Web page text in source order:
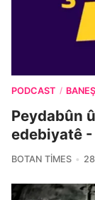
PODCAST /
Peydabûn
edebiyatê
BOTAN TIMES